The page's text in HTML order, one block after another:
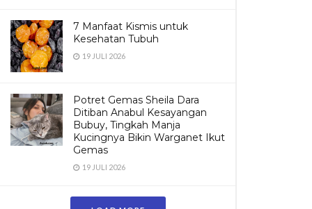
7 Manfaat Kismis untuk
Kesehatan Tubuh
19 JULI 2026
Potret Gemas Sheila Dara
Ditiban Anabul Kesayangan
Bubuy, Tingkah Manja
Kucingnya Bikin Warganet Ikut
Gemas
19 JULI 2026